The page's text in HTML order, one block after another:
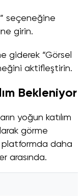
seçeneğine
girin.
giderek “Görsel
aktifleştirin.
Bekleniyor
yoğun katılım
görme
platformda daha
arasında.